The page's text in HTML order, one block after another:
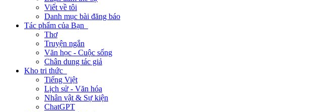
Viết về tôi
Danh mục bài đăng báo
Tác phẩm của Bạn
Thơ
Truyện ngắn
Văn học - Cuộc sống
Chân dung tác giả
Kho tri thức
Tiếng Việt
Lịch sử - Văn hóa
Nhân vật & Sự kiện
ChatGPT